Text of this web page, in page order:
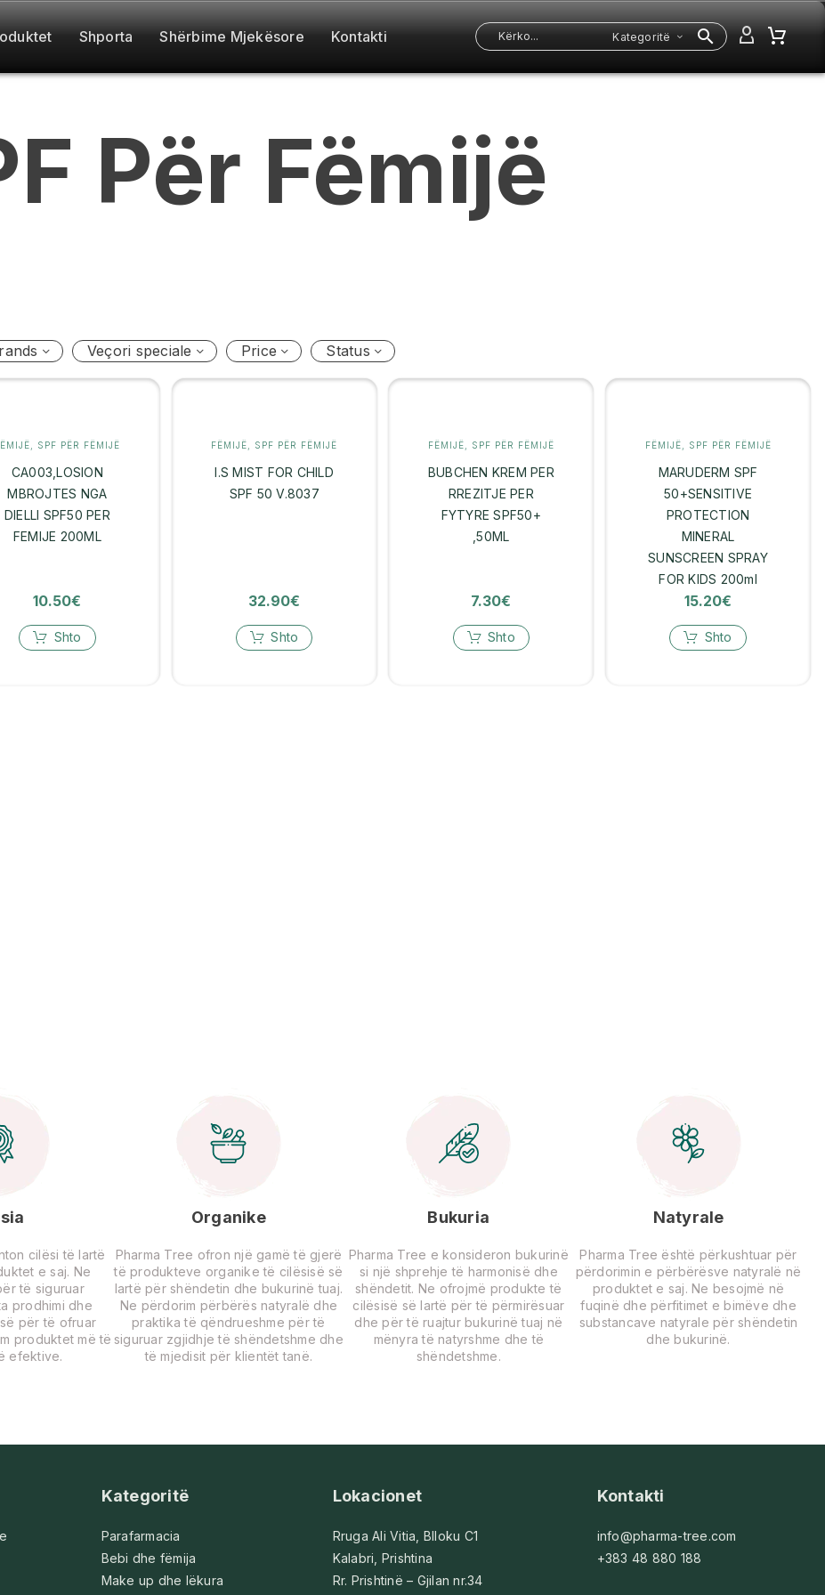
Shporta Shërbime Mjekësore Kontakti Kategoritë
Për Fëmijë
Veçori speciale Price Status
SPF PËR FËMIJË
CA003,LOSION
MBROJTES NGA
DIELLI SPF50 PER
FEMIJE 200ML
10.50€
Shto
FËMIJË SPF PËR FËMIJË
I.S MIST FOR CHILD
SPF 50 V.8037
32.90€
Shto
FËMIJË SPF PËR FËMIJË
BUBCHEN KREM PER
RREZITJE PER
FYTYRE SPF50+
,50ML
7.30€
Shto
FËMIJË SPF PËR FËMIJË
MARUDERM SPF
50+SENSITIVE
PROTECTION
MINERAL
SUNSCREEN SPRAY
FOR KIDS 200ml
15.20€
Shto
cilësi të lartë
e saj. Ne
të siguruar
prodhimi dhe
për të ofruar
produktet më të
efektive.
Organike
Pharma Tree ofron një gamë të gjerë
të produkteve organike të cilësisë së
lartë për shëndetin dhe bukurinë tuaj.
Ne përdorim përbërës natyralë dhe
praktika të qëndrueshme për të
siguruar zgjidhje të shëndetshme dhe
të mjedisit për klientët tanë.
Bukuria
Pharma Tree e konsideron bukurinë
si një shprehje të harmonisë dhe
shëndetit. Ne ofrojmë produkte të
cilësisë së lartë për të përmirësuar
dhe për të ruajtur bukurinë tuaj në
mënyra të natyrshme dhe të
shëndetshme.
Natyrale
Pharma Tree është përkushtuar për
përdorimin e përbërësve natyralë në
produktet e saj. Ne besojmë në
fuqinë dhe përfitimet e bimëve dhe
substancave natyrale për shëndetin
dhe bukurinë.
Kategoritë
Parafarmacia
Bebi dhe fëmija
Make up dhe lëkura
Lokacionet
Rruga Ali Vitia, Blloku C1
Kalabri, Prishtina
Rr. Prishtinë – Gjilan nr.34
Kontakti
info@pharma-tree.com
+383 48 880 188